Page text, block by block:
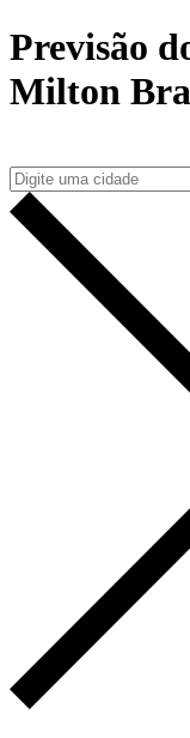
Previsão
Milton